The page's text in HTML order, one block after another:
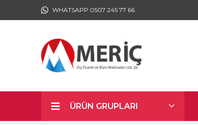
WHATSAPP 0507 245 77 66
ÜRÜN GRUPLARI